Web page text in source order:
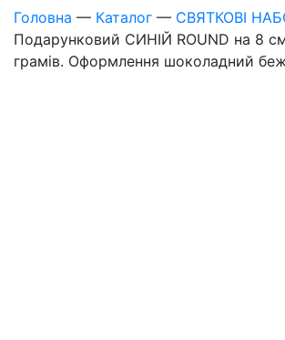
Головна — Каталог — СВЯТКОВІ
Подарунковий СИНІЙ ROUND на 8
грамів. Оформлення шоколадний